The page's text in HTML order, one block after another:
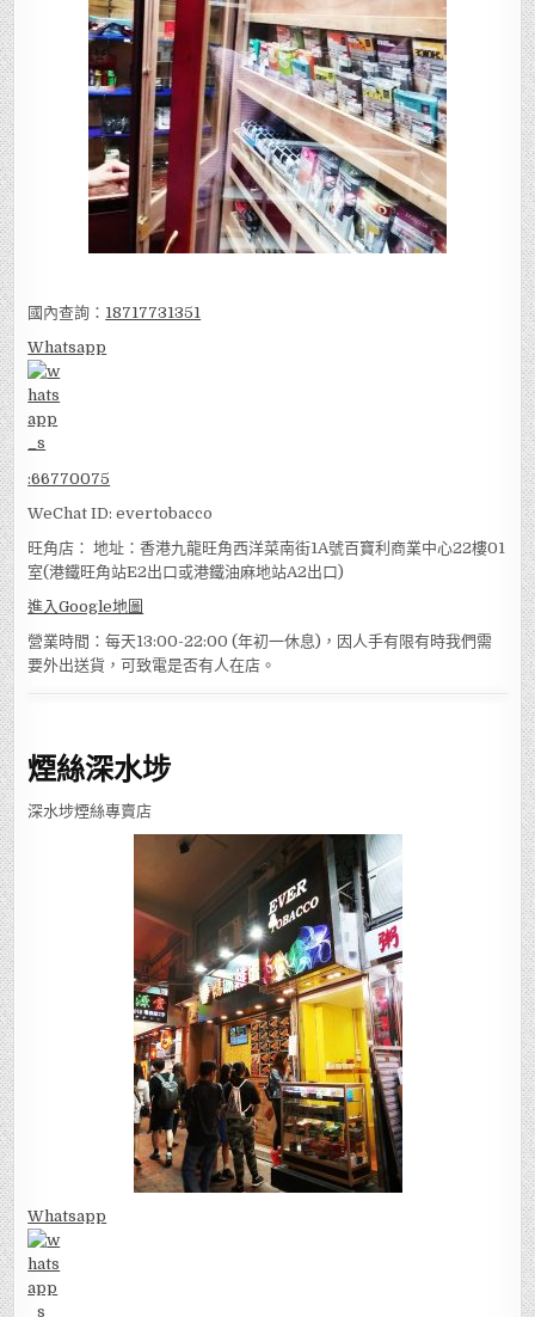
國內查詢： 18717731351
Whatsapp
:66770075
WeChat ID: evertobacco
旺角店： 地址：香港九龍旺角西洋菜南街1A號百寶利商業中心22樓01
室(港鐵旺角站E2出口或港鐵油麻地站A2出口)
進入Google地圖
營業時間：每天13:00-22:00 (年初一休息)，因人手有限有時我們需
要外出送貨，可致電是否有人在店。
煙絲深水埗
深水埗煙絲專賣店
Whatsapp